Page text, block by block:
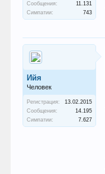
Сообщения:
11.131
Симпатии:
743
Ийя
Человек
Регистрация:
13.02.2015
Сообщения:
14.195
Симпатии:
7.627